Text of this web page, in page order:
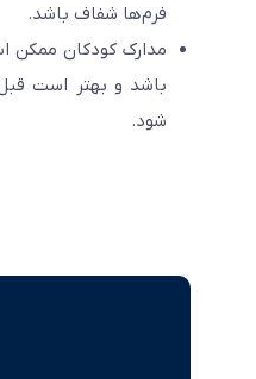
فرم‌ها شفاف باشد.
مدارک کودکان ممکن است با
باشد و بهتر است قبل از